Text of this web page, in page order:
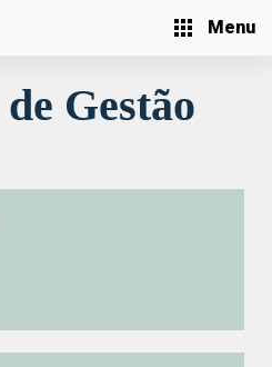
Menu
Gestão